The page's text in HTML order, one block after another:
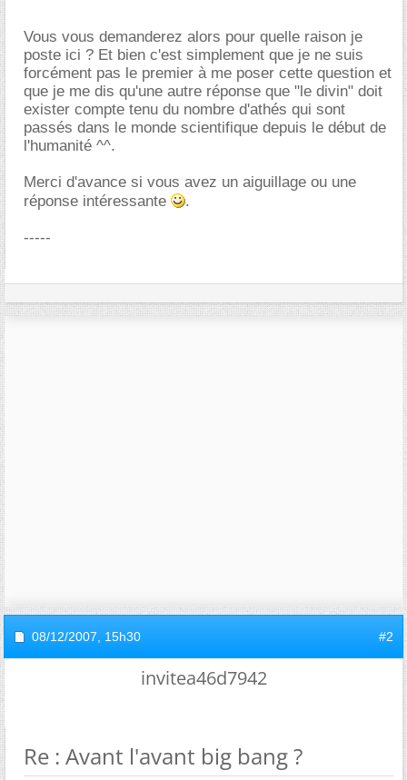
Vous vous demanderez alors pour quelle raison je
poste ici ? Et bien c'est simplement que je ne suis
forcément pas le premier à me poser cette question et
que je me dis qu'une autre réponse que "le divin" doit
exister compte tenu du nombre d'athés qui sont
passés dans le monde scientifique depuis le début de
l'humanité ^^.
Merci d'avance si vous avez un aiguillage ou une
réponse intéressante
.
-----
08/12/2007, 15h30 #2
invitea46d7942
Re : Avant l'avant big bang ?